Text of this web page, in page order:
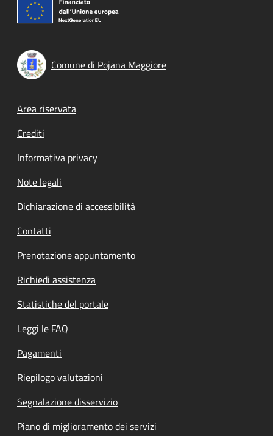
Comune di Pojana Maggiore
Footer menu
Area riservata
Crediti
Informativa privacy
Note legali
Dichiarazione di accessibilità
Contatti
Prenotazione appuntamento
Richiedi assistenza
Statistiche del portale
Leggi le FAQ
Pagamenti
Riepilogo valutazioni
Segnalazione disservizio
Piano di miglioramento dei servizi